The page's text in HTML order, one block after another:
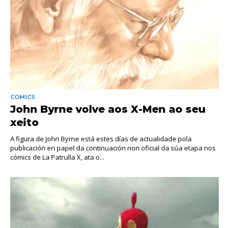
COMICS
John Byrne volve aos X-Men ao seu
xeito
A figura de John Byrne está estes días de actualidade pola
publicación en papel da continuación non oficial da súa etapa nos
cómics de La Patrulla X, ata o...